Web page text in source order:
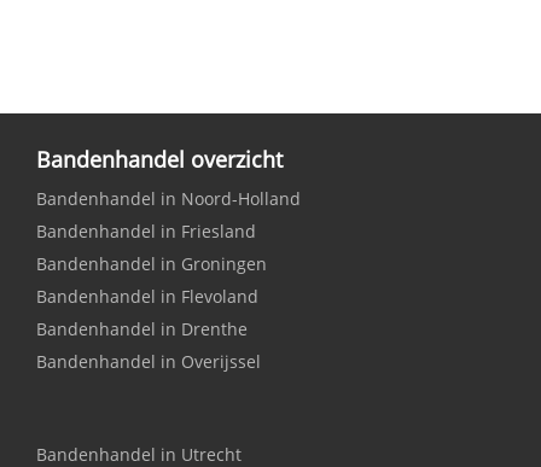
Bandenhandel overzicht
Bandenhandel in Noord-Holland
Bandenhandel in Friesland
Bandenhandel in Groningen
Bandenhandel in Flevoland
Bandenhandel in Drenthe
Bandenhandel in Overijssel
Bandenhandel in Utrecht